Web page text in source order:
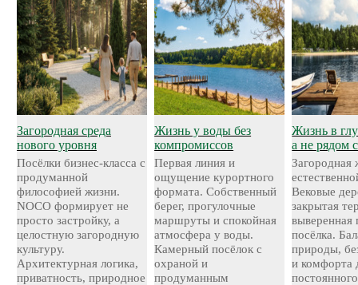
Загородная среда
нового уровня
Посёлки бизнес-класса с
продуманной
философией жизни.
NOCO формирует не
просто застройку, а
целостную загородную
культуру.
Архитектурная логика,
приватность, природное
Жизнь у воды без
компромиссов
Первая линия и
ощущение курортного
формата. Собственный
берег, прогулочные
маршруты и спокойная
атмосфера у воды.
Камерный посёлок с
охраной и
продуманным
Жизнь в
а не рядом
Загородная
Вековые
закрытая
выверенная
посёлка.
природы,
и комфорта
постоянного